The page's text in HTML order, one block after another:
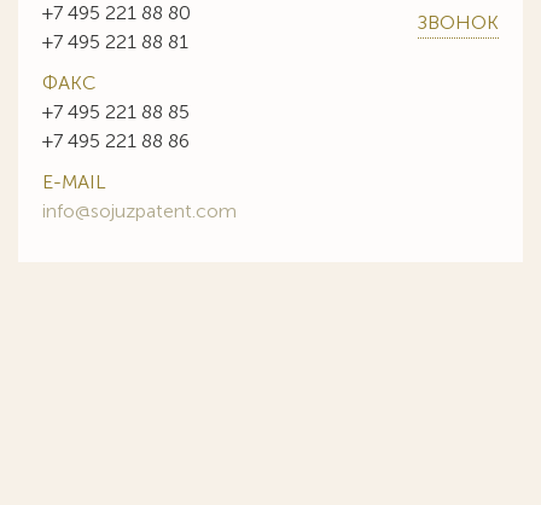
+7 495 221 88 80
+7 495 221 88 81
ЗВОНОК
ФАКС
+7 495 221 88 85
+7 495 221 88 86
E-MAIL
info@sojuzpatent.com